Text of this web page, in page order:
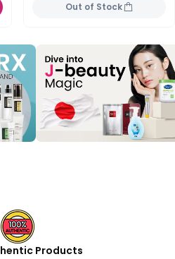
Out of Stock
Products